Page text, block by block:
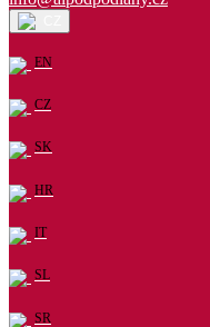
EN
CZ
SK
HR
IT
SL
SR